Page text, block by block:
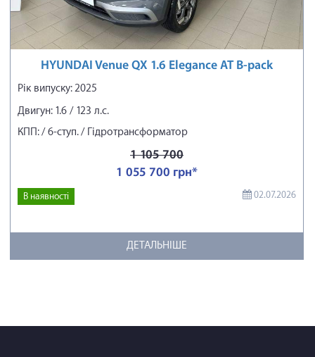
HYUNDAI Venue QX 1.6 Elegance AT B-pack
Рік випуску: 2025
Двигун: 1.6 / 123 л.с.
КПП: / 6-ступ. / Гідротрансформатор
1 105 700
1 055 700 грн*
В наявності 02.07.2026
ДЕТАЛЬНІШЕ